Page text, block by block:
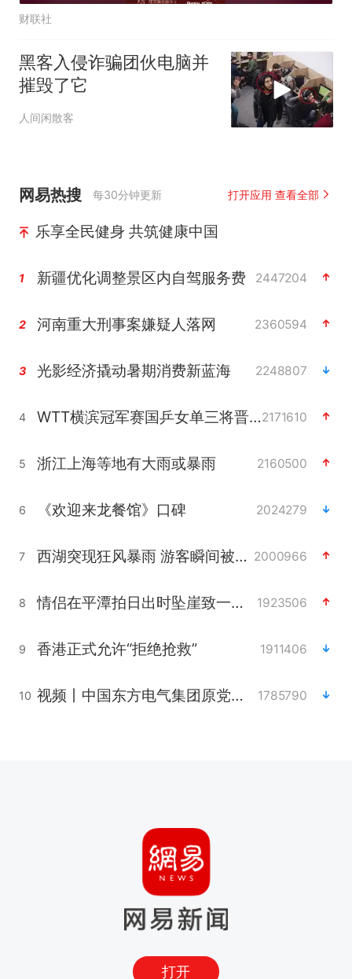
财联社
黑客入侵诈骗团伙电脑并
摧毁了它
人间闲散客
网易热搜 每30分钟更新 打开应用 查看全部
乐享全民健身 共筑健康中国
1 新疆优化调整景区内自驾服务费 2447204
2 河南重大刑事案嫌疑人落网 2360594
3 光影经济撬动暑期消费新蓝海 2248807
4 WTT横滨冠军赛国乒女单三将晋级四强2171610
5 浙江上海等地有大雨或暴雨 2160500
6 《欢迎来龙餐馆》口碑 2024279
7 西湖突现狂风暴雨 游客瞬间被浇透 2000966
8 情侣在平潭拍日出时坠崖致一死一伤 1923506
9 香港正式允许“拒绝抢救” 1911406
10 视频丨中国东方电气集团原党组副书记、董事宋致远被查 1785790
打开